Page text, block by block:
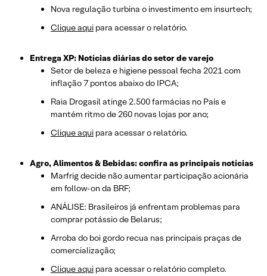
Nova regulação turbina o investimento em insurtech;
Clique aqui para acessar o relatório.
Entrega XP: Notícias diárias do setor de varejo
Setor de beleza e higiene pessoal fecha 2021 com
inflação 7 pontos abaixo do IPCA;
Raia Drogasil atinge 2.500 farmácias no País e
mantém ritmo de 260 novas lojas por ano;
Clique aqui para acessar o relatório.
Agro, Alimentos & Bebidas: confira as principais notícias
Marfrig decide não aumentar participação acionária
em follow-on da BRF;
ANÁLISE: Brasileiros já enfrentam problemas para
comprar potássio de Belarus;
Arroba do boi gordo recua nas principais praças de
comercialização;
Clique aqui para acessar o relatório completo.